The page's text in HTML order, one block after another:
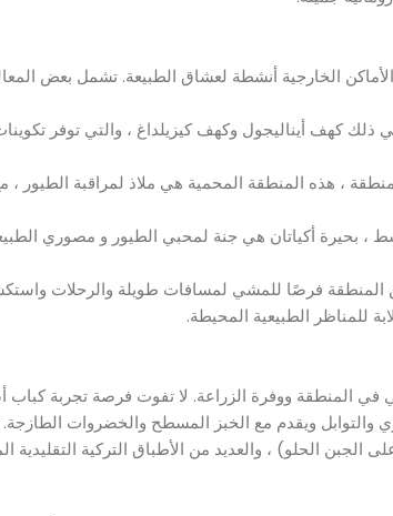
الخارجية أنشطة لعشاق الطبيعة. تشمل بعض
كهف أيناليجول وكهف كيزيلداغ ، والتي توفر
، هذه المنطقة المحمية هي ملاذ لمراقبة الطيور ،
​​، بحيرة أكياتان هي جنة لمحبي الطيور و مصوري
فرصًا للمشي لمسافات طويلة والرحلات
للمناظر الطبيعية المحيطة.
في المنطقة ووفرة الزراعة. لا تفوت فرصة تجربة
والتوابل ويقدم مع الخبز المسطح والخضروات